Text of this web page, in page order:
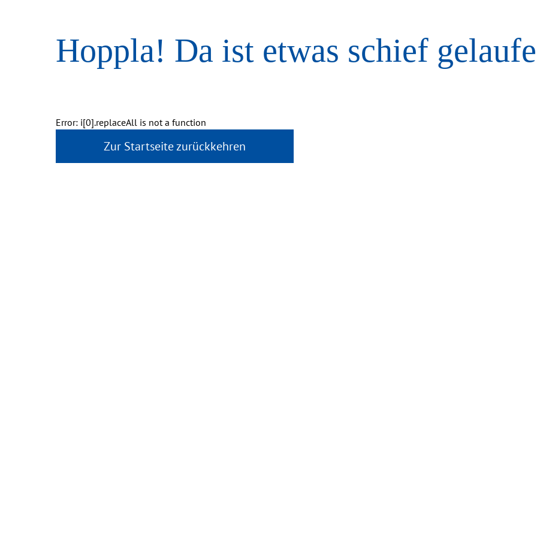
Hoppla! Da ist etwas schief
Error: i[0].replaceAll is not a function
Zur Startseite zurückkehren